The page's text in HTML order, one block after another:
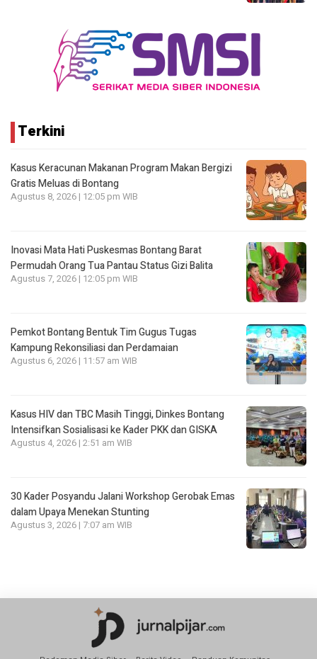
Terkini
Kasus Keracunan Makanan Program Makan Bergizi
Gratis Meluas di Bontang
Agustus 8, 2026 | 12:05 pm WIB
Inovasi Mata Hati Puskesmas Bontang Barat
Permudah Orang Tua Pantau Status Gizi Balita
Agustus 7, 2026 | 12:05 pm WIB
Pemkot Bontang Bentuk Tim Gugus Tugas
Kampung Rekonsiliasi dan Perdamaian
Agustus 6, 2026 | 11:57 am WIB
Kasus HIV dan TBC Masih Tinggi, Dinkes Bontang
Intensifkan Sosialisasi ke Kader PKK dan GISKA
Agustus 4, 2026 | 2:51 am WIB
30 Kader Posyandu Jalani Workshop Gerobak Emas
dalam Upaya Menekan Stunting
Agustus 3, 2026 | 7:07 am WIB